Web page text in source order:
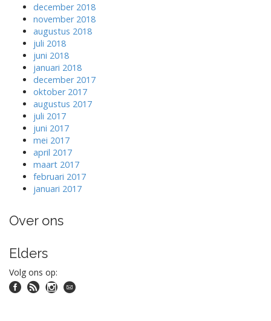
december 2018
november 2018
augustus 2018
juli 2018
juni 2018
januari 2018
december 2017
oktober 2017
augustus 2017
juli 2017
juni 2017
mei 2017
april 2017
maart 2017
februari 2017
januari 2017
Over ons
Elders
Volg ons op: